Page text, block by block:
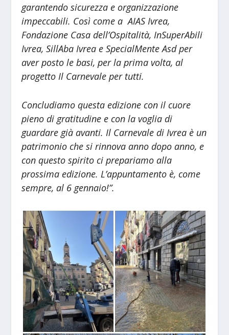
garantendo sicurezza e organizzazione
impeccabili. Così come a AIAS Ivrea,
Fondazione Casa dell’Ospitalità, InSuperAbili
Ivrea, SillAba Ivrea e SpecialMente Asd per
aver posto le basi, per la prima volta, al
progetto Il Carnevale per tutti.
Concludiamo questa edizione con il cuore
pieno di gratitudine e con la voglia di
guardare già avanti. Il Carnevale di Ivrea è un
patrimonio che si rinnova anno dopo anno, e
con questo spirito ci prepariamo alla
prossima edizione. L’appuntamento è, come
sempre, al 6 gennaio!”.